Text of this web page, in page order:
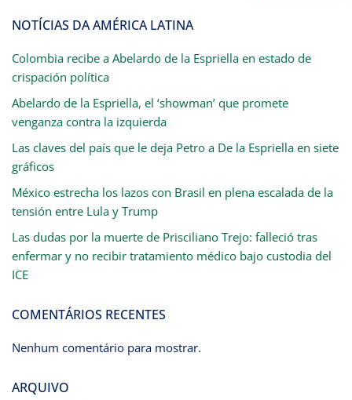
NOTÍCIAS DA AMÉRICA LATINA
Colombia recibe a Abelardo de la Espriella en estado de
crispación política
Abelardo de la Espriella, el ‘showman’ que promete
venganza contra la izquierda
Las claves del país que le deja Petro a De la Espriella en siete
gráficos
México estrecha los lazos con Brasil en plena escalada de la
tensión entre Lula y Trump
Las dudas por la muerte de Prisciliano Trejo: falleció tras
enfermar y no recibir tratamiento médico bajo custodia del
ICE
COMENTÁRIOS RECENTES
Nenhum comentário para mostrar.
ARQUIVO